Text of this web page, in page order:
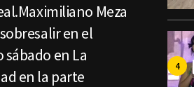
Meza
en el
en La
en la parte